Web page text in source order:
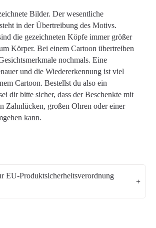
Bilder. Der wesentliche
in der Übertreibung des Motivs.
die gezeichneten Köpfe immer größer
Körper. Bei einem Cartoon übertreiben
nochmals. Eine
und die Wiedererkennung ist viel
Cartoon. Bestellst du also ein
dir bitte sicher, dass der Beschenkte mit
Zahnlücken, großen Ohren oder einer
kann.
EU-Produktsicherheitsverordnung